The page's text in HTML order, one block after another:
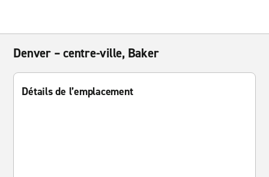
Denver – centre-ville, Baker
Détails de l’emplacement